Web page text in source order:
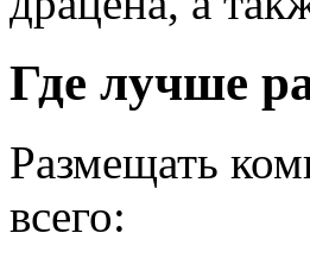
Где лучше
Размещать
всего: